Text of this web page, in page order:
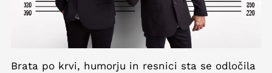
Brata po krvi, humorju in resnici sta se odločila